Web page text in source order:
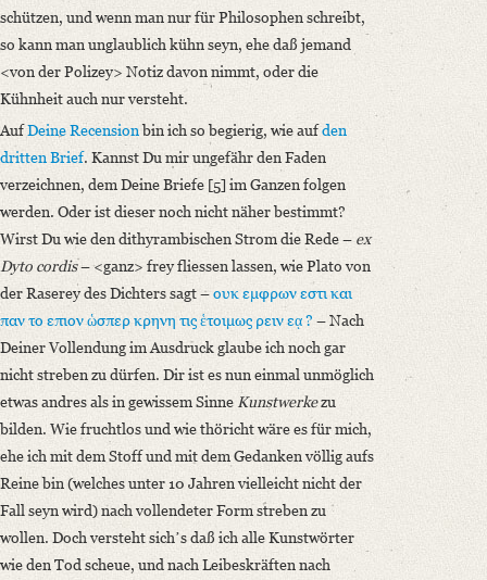
schützen, und wenn man nur für Philosophen schreibt,
so kann man unglaublich kühn seyn, ehe daß jemand
<von der Polizey> Notiz davon nimmt, oder die
Kühnheit auch nur versteht.
AufDeine Recensionbin ich so begierig, wie aufden
dritten Brief. Kannst Du mir ungefähr den Faden
verzeichnen, dem Deine Briefe [5] im Ganzen folgen
werden. Oder ist dieser noch nicht näher bestimmt?
Wirst Du wie den dithyrambischen Strom die Rede – ex
Dyto cordis– <ganz> frey fliessen lassen, wie Plato von
der Raserey des Dichters sagt –ουκ εμφρων εστι και
παν το επιον ὡσπερ κρηνη τις ἑτοιμως ρειν εᾳ ? –Nach
Deiner Vollendung im Ausdruck glaube ich noch gar
nicht streben zu dürfen. Dir ist es nun einmal unmöglich
etwas andres als in gewissem Sinne Kunstwerkezu
bilden. Wie fruchtlos und wie thöricht wäre es für mich,
ehe ich mit dem Stoff und mit dem Gedanken völlig aufs
Reine bin (welches unter 10 Jahren vielleicht nicht der
Fall seyn wird) nach vollendeter Form streben zu
wollen. Doch versteht sichʼs daß ich alle Kunstwörter
wie den Tod scheue, und nach Leibeskräften nach